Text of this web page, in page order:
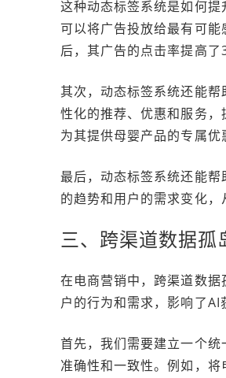
这种动态标签系统是如何
可以将广告投放给最有可
后，其广告的点击率提高了
其次，动态标签系统还能
性化的推荐、优惠和服务
为其提供母婴产品的专属优
最后，动态标签系统还能
的趋势和用户的需求变化，
三、跨渠道数据孤
在电商营销中，跨渠道数
户的行为和需求，影响了AI
首先，我们需要建立一个
准确性和一致性。例如，